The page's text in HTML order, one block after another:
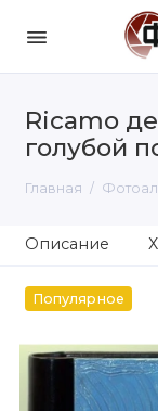
Ricamo
голубой
Главная
Описание
Популярное